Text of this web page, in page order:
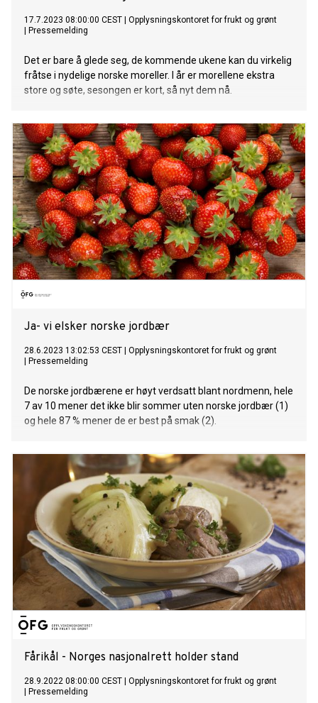
17.7.2023 08:00:00 CEST
Opplysningskontoret for frukt og grønt
Pressemelding
Det er bare å glede seg, de kommende ukene kan du virkelig
fråtse i nydelige norske moreller. I år er morellene ekstra
store og søte, sesongen er kort, så nyt dem nå.
Ja- vi elsker norske jordbær
28.6.2023 13:02:53 CEST
Opplysningskontoret for frukt og grønt
Pressemelding
De norske jordbærene er høyt verdsatt blant nordmenn, hele
7 av 10 mener det ikke blir sommer uten norske jordbær (1)
og hele 87 % mener de er best på smak (2).
Fårikål - Norges nasjonalrett holder stand
28.9.2022 08:00:00 CEST
Opplysningskontoret for frukt og grønt
Pressemelding